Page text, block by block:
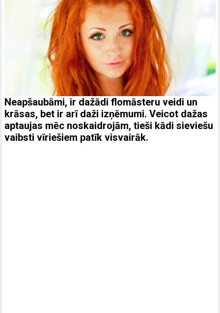
Neapšaubāmi, ir dažādi flomāsteru veidi un
krāsas, bet ir arī daži izņēmumi. Veicot dažas
aptaujas mēc noskaidrojām, tieši kādi sieviešu
vaibsti vīriešiem patīk visvairāk.